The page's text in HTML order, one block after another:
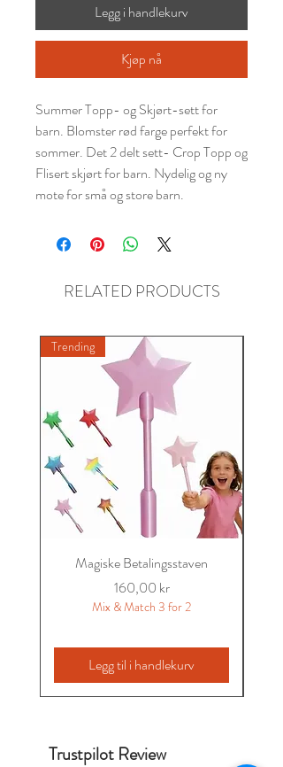
Legg i handlekurv
Kjøp nå
Summer Topp- og Skjørt-sett for
barn. Blomster rød farge perfekt for
sommer. Det 2 delt sett- Crop Topp og
Flisert skjørt for barn. Nydelig og ny
mote for små og store barn.
RELATED PRODUCTS
Trending
Magiske Betalingsstaven
Pris
160,00 kr
Mix & Match 3 for 2
Legg til i handlekurv
Trustpilot Review